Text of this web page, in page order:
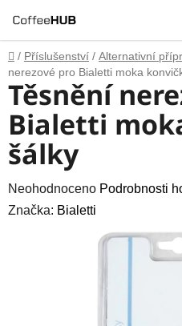
na
obsah
Domů
/ Příslušenství / Alternativní
nerezové pro Bialetti moka
Těsnění
Bialetti
šálky
Průměrné
hodnocení
Neohodnoceno Podrobnosti
Značka: Bialetti